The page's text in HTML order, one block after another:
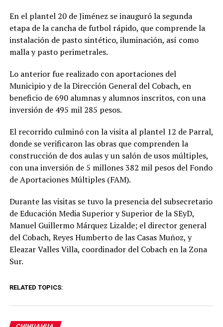
En el plantel 20 de Jiménez se inauguró la segunda
etapa de la cancha de futbol rápido, que comprende la
instalación de pasto sintético, iluminación, así como
malla y pasto perimetrales.
Lo anterior fue realizado con aportaciones del
Municipio y de la Dirección General del Cobach, en
beneficio de 690 alumnas y alumnos inscritos, con una
inversión de 495 mil 285 pesos.
El recorrido culminó con la visita al plantel 12 de Parral,
donde se verificaron las obras que comprenden la
construcción de dos aulas y un salón de usos múltiples,
con una inversión de 5 millones 382 mil pesos del Fondo
de Aportaciones Múltiples (FAM).
Durante las visitas se tuvo la presencia del subsecretario
de Educación Media Superior y Superior de la SEyD,
Manuel Guillermo Márquez Lizalde; el director general
del Cobach, Reyes Humberto de las Casas Muñoz, y
Eleazar Valles Villa, coordinador del Cobach en la Zona
Sur.
RELATED TOPICS: